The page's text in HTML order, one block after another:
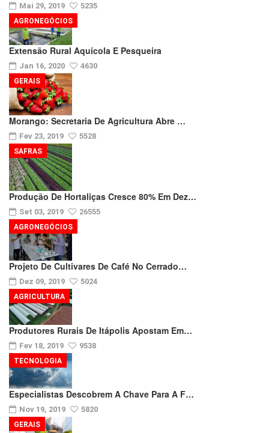
Mai 29, 2019 5235
Extensão Rural Aquícola E Pesqueira
Jan 16, 2020 4630
AGRONEGÓCIOS
Morango: Secretaria De Agricultura Abre …
Fev 23, 2019 5528
GERAIS
Produção De Hortaliças Cresce 80% Em Dez…
Set 03, 2019 26555
SAFRAS
Projeto De Cultivares De Café No Cerrado…
Dez 09, 2019 5024
AGRONEGÓCIOS
Produtores Rurais De Itápolis Apostam Em…
Fev 18, 2019 9538
AGRICULTURA
Especialistas Descobrem A Chave Para A F…
Nov 19, 2019 5820
TECNOLOGIA
GERAIS